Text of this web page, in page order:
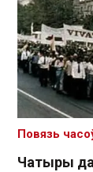
Чатыры
Повязь